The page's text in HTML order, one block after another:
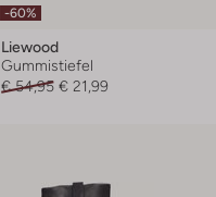
-60%
Liewood
Gummistiefel
€ 54,95 € 21,99